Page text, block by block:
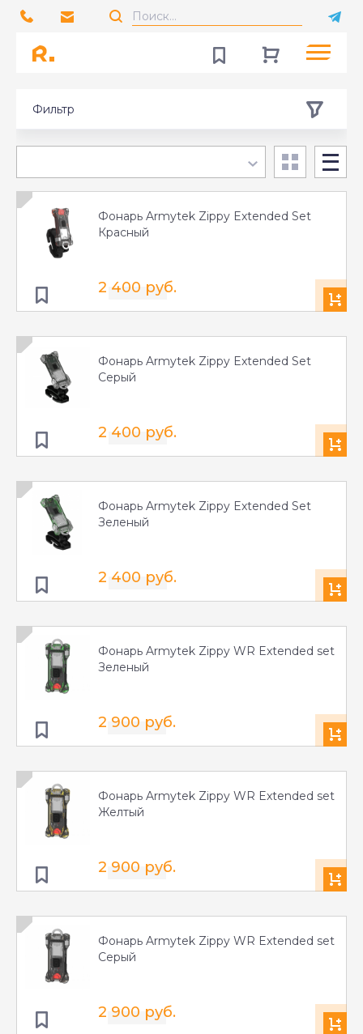
Фильтр
Фонарь Armytek Zippy Extended Set
Красный
2 400 руб.
Фонарь Armytek Zippy Extended Set
Серый
2 400 руб.
Фонарь Armytek Zippy Extended Set
Зеленый
2 400 руб.
Фонарь Armytek Zippy WR Extended set
Зеленый
2 900 руб.
Фонарь Armytek Zippy WR Extended set
Желтый
2 900 руб.
Фонарь Armytek Zippy WR Extended set
Серый
2 900 руб.